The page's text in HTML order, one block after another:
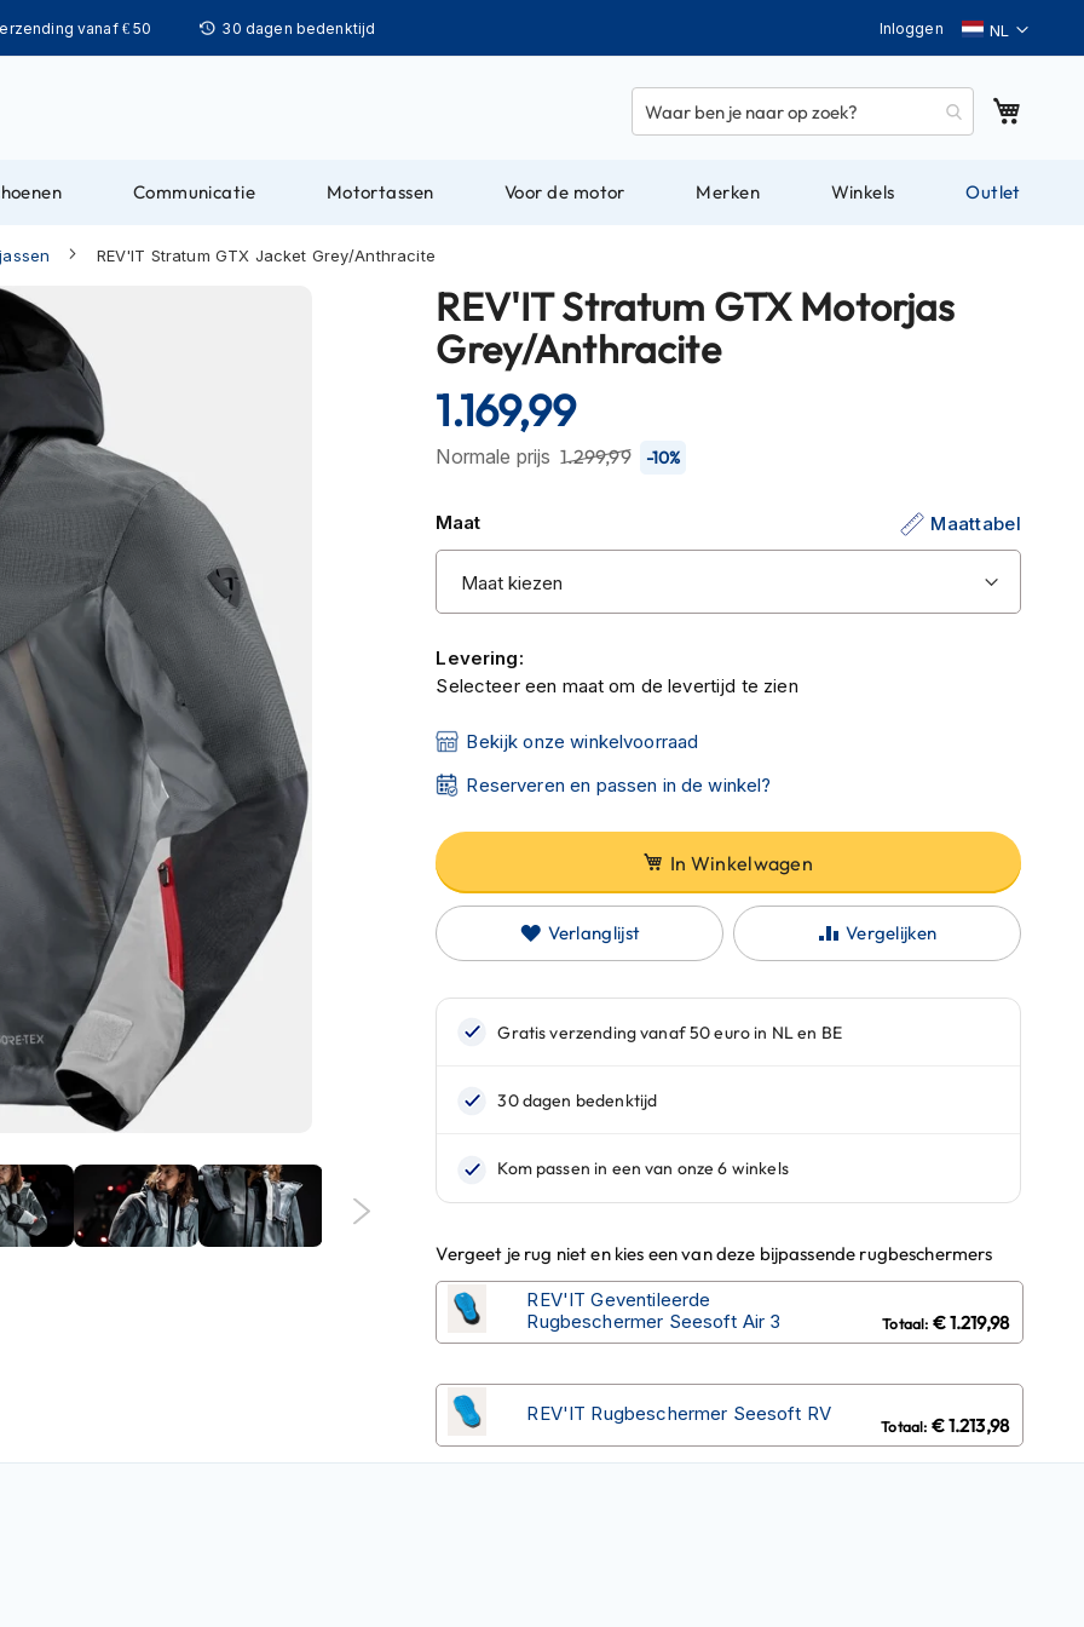
vanaf € 50 30 dagen bedenktijd Taal
Inloggen
Communicatie Motortassen Voor de motor Merken Winkels Outlet
REV'IT Stratum GTX Jacket Grey/Anthracite
REV'IT Stratum GTX Motorjas
Grey/Anthracite
Normale prijs 1.299,99 -10%
1.169,99
Maat Maattabel
Levering:
Selecteer een maat om de levertijd te zien
Bekijk onze winkelvoorraad
Reserveren en passen in de winkel?
In Winkelwagen
Verlanglijst Vergelijken
Vergeet je rug niet en kies een van deze bijpassende rugbeschermers
REV'IT Geventileerde
Rugbeschermer Seesoft Air 3
€ 1.219,98
REV'IT Rugbeschermer Seesoft RV
€ 1.213,98